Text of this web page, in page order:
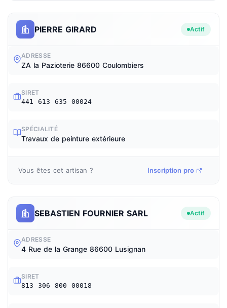
PIERRE GIRARD Actif
ADRESSE
ZA la Pazioterie 86600 Coulombiers
SIRET
441 613 635 00024
SPÉCIALITÉ
Travaux de peinture extérieure
Vous êtes cet artisan ? Inscription pro
SEBASTIEN FOURNIER SARL Actif
ADRESSE
4 Rue de la Grange 86600 Lusignan
SIRET
813 306 800 00018